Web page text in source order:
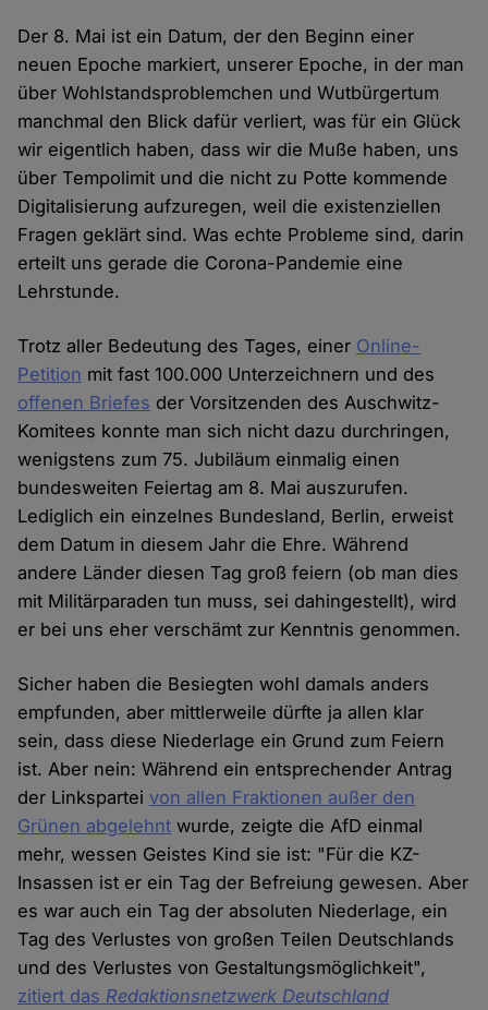
Der 8. Mai ist ein Datum, der den Beginn einer
neuen Epoche markiert, unserer Epoche, in der man
über Wohlstandsproblemchen und Wutbürgertum
manchmal den Blick dafür verliert, was für ein Glück
wir eigentlich haben, dass wir die Muße haben, uns
über Tempolimit und die nicht zu Potte kommende
Digitalisierung aufzuregen, weil die existenziellen
Fragen geklärt sind. Was echte Probleme sind, darin
erteilt uns gerade die Corona-Pandemie eine
Lehrstunde.
Trotz aller Bedeutung des Tages, einer Online-
Petition mit fast 100.000 Unterzeichnern und des
offenen Briefes der Vorsitzenden des Auschwitz-
Komitees konnte man sich nicht dazu durchringen,
wenigstens zum 75. Jubiläum einmalig einen
bundesweiten Feiertag am 8. Mai auszurufen.
Lediglich ein einzelnes Bundesland, Berlin, erweist
dem Datum in diesem Jahr die Ehre. Während
andere Länder diesen Tag groß feiern (ob man dies
mit Militärparaden tun muss, sei dahingestellt), wird
er bei uns eher verschämt zur Kenntnis genommen.
Sicher haben die Besiegten wohl damals anders
empfunden, aber mittlerweile dürfte ja allen klar
sein, dass diese Niederlage ein Grund zum Feiern
ist. Aber nein: Während ein entsprechender Antrag
der Linksparteivon allen Fraktionen außer den
Grünen abgelehnt wurde, zeigte die AfD einmal
mehr, wessen Geistes Kind sie ist: "Für die KZ-
Insassen ist er ein Tag der Befreiung gewesen. Aber
es war auch ein Tag der absoluten Niederlage, ein
Tag des Verlustes von großen Teilen Deutschlands
und des Verlustes von Gestaltungsmöglichkeit",
zitiert das Redaktionsnetzwerk Deutschland